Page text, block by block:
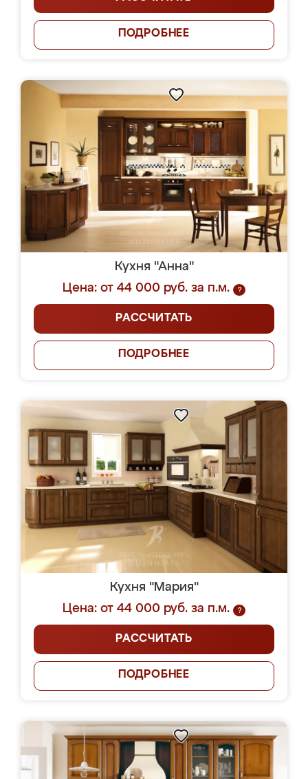
ПОДРОБНЕЕ
Кухня "Анна"
Цена: от 44 000 руб. за п.м.
?
РАССЧИТАТЬ
ПОДРОБНЕЕ
Кухня "Мария"
Цена: от 44 000 руб. за п.м.
?
РАССЧИТАТЬ
ПОДРОБНЕЕ